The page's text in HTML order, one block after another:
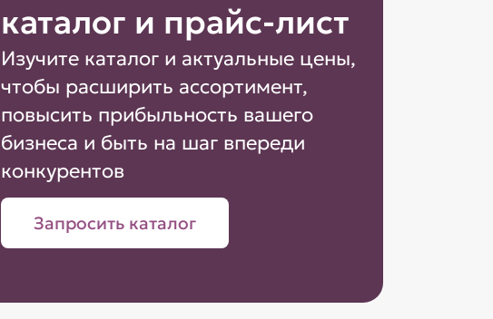
каталог и прайс-лист
Изучите каталог и актуальные цены,
чтобы расширить ассортимент,
повысить прибыльность вашего
бизнеса и быть на шаг впереди
конкурентов
Запросить каталог